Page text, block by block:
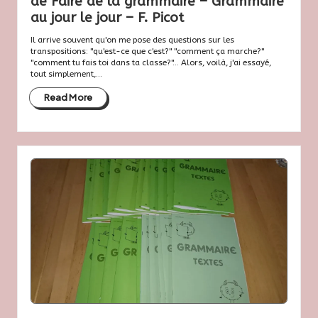
au jour le jour – F. Picot
Il arrive souvent qu'on me pose des questions sur les
transpositions: "qu'est-ce que c'est?" "comment ça marche?"
"comment tu fais toi dans ta classe?"... Alors, voilà, j'ai essayé,
tout simplement,...
Read More